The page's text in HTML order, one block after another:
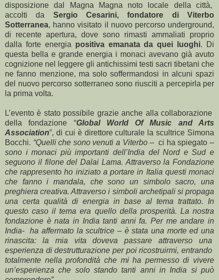
disposizione dal Magna Magna noto locale della città,
accolti da Sergio Cesarini, fondatore di Viterbo
Sotterranea, hanno visitato il nuovo percorso underground,
di recente apertura, dove sono rimasti ammaliati proprio
dalla forte energia positiva emanata da quei luoghi. Di
questa bella e grande energia i monaci avevano già avuto
cognizione nel leggere gli antichissimi testi sacri tibetani che
ne fanno menzione, ma solo soffermandosi in alcuni spazi
del nuovo percorso sotterraneo sono riusciti a percepirla per
la prima volta.
L’evento è stato possibile grazie anche alla collaborazione
della fondazione “Global World Of Music and Arts
Association”, di cui è direttore culturale la scultrice Simona
Bocchi. “Quelli che sono venuti a Viterbo –ci ha spiegato –
sono i monaci più importanti dell’India del Nord e Sud e
seguono il filone del Dalai Lama. Attraverso la Fondazione
che rappresento ho iniziato a portare in Italia questi monaci
che fanno i mandala, che sono un simbolo sacro, una
preghiera creativa. Attraverso i simboli archetipali si propaga
una certa qualità di energia in base al tema trattato. In
questo caso il tema era quello della prosperità. La nostra
fondazione è nata in India tanti anni fa. Per me andare in
India- ha affermato la scultrice – è stata una morte ed una
rinascita: la mia vita doveva passare attraverso una
esperienza di destrutturazione per poi ricostruirmi, entrando
totalmente nella profondità che mi ha permesso di vivere
un’esperienza che solo stando tanti anni in India si può